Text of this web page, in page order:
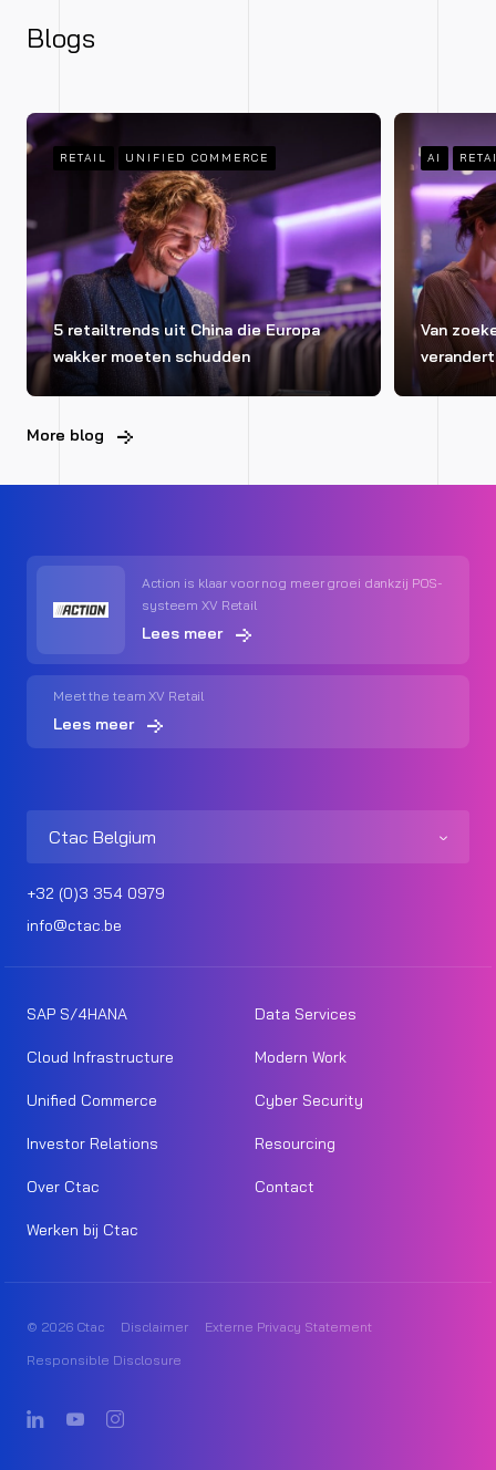
Blogs
RETAIL UNIFIED COMMERCE
5 retailtrends uit China die Europa
wakker moeten schudden
AI
Van
More blog
Action is klaar voor nog meer groei dankzij POS-
systeem XV Retail
Lees meer
Meet the team XV Retail
Lees meer
Ctac Belgium
+32 (0)3 354 0979
info@ctac.be
SAP S/4HANA Data Services
Cloud Infrastructure Modern Work
Unified Commerce Cyber Security
Investor Relations Resourcing
Over Ctac Contact
Werken bij Ctac
© 2026 Ctac Disclaimer
Externe Privacy Statement
Responsible Disclosure